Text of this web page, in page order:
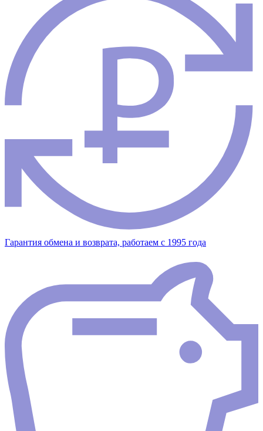
Гарантия обмена и возврата, работаем с 1995 года